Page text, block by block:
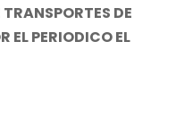
DE
EL PERIODICO EL